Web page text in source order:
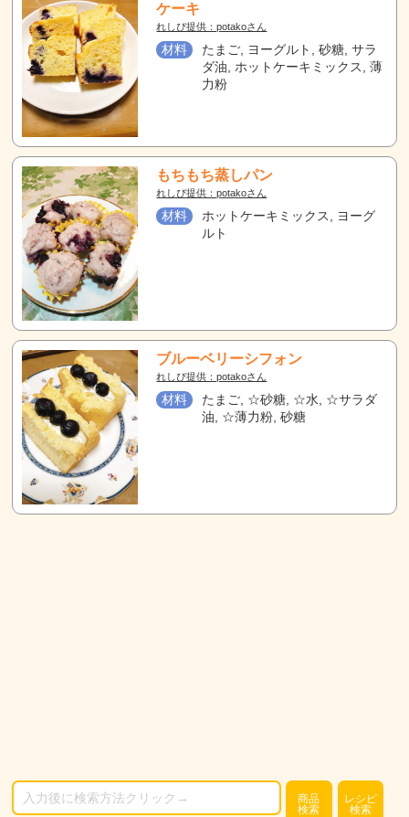
ケーキ
れしぴ提供：potakoさん
材料
たまご, ヨーグルト, 砂糖, サラ
ダ油, ホットケーキミックス, 薄
力粉
もちもち蒸しパン
れしぴ提供：potakoさん
材料
ホットケーキミックス, ヨーグ
ルト
ブルーベリーシフォン
れしぴ提供：potakoさん
材料
たまご, ☆砂糖, ☆水, ☆サラダ
油, ☆薄力粉, 砂糖
商品
検索
レシピ
検索